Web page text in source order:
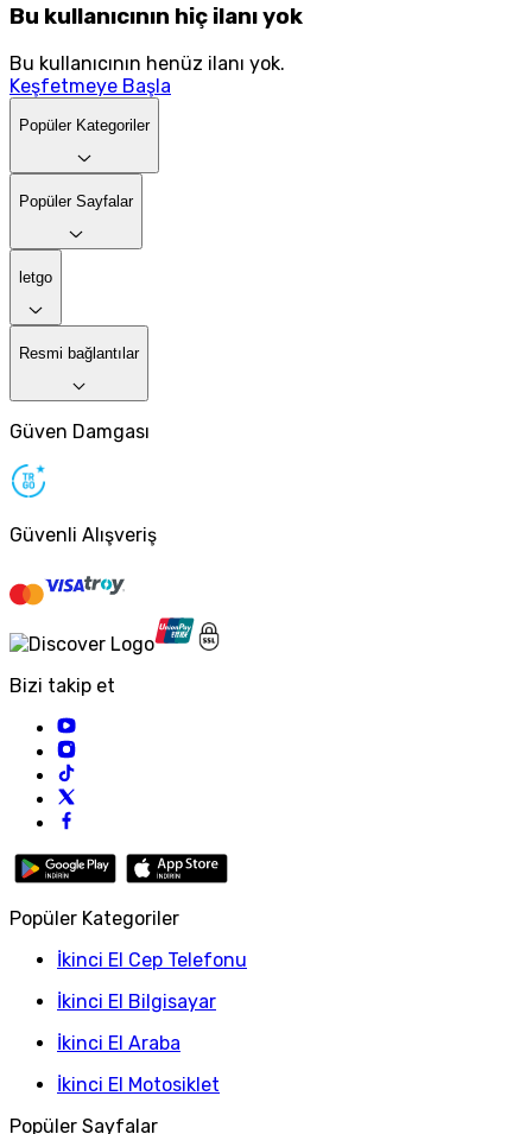
Bu kullanıcının hiç ilanı yok
Bu kullanıcının henüz ilanı yok.
Keşfetmeye Başla
Popüler Kategoriler
Popüler Sayfalar
letgo
Resmi bağlantılar
Güven Damgası
Güvenli Alışveriş
Bizi takip et
Popüler Kategoriler
İkinci El Cep Telefonu
İkinci El Bilgisayar
İkinci El Araba
İkinci El Motosiklet
Popüler Sayfalar